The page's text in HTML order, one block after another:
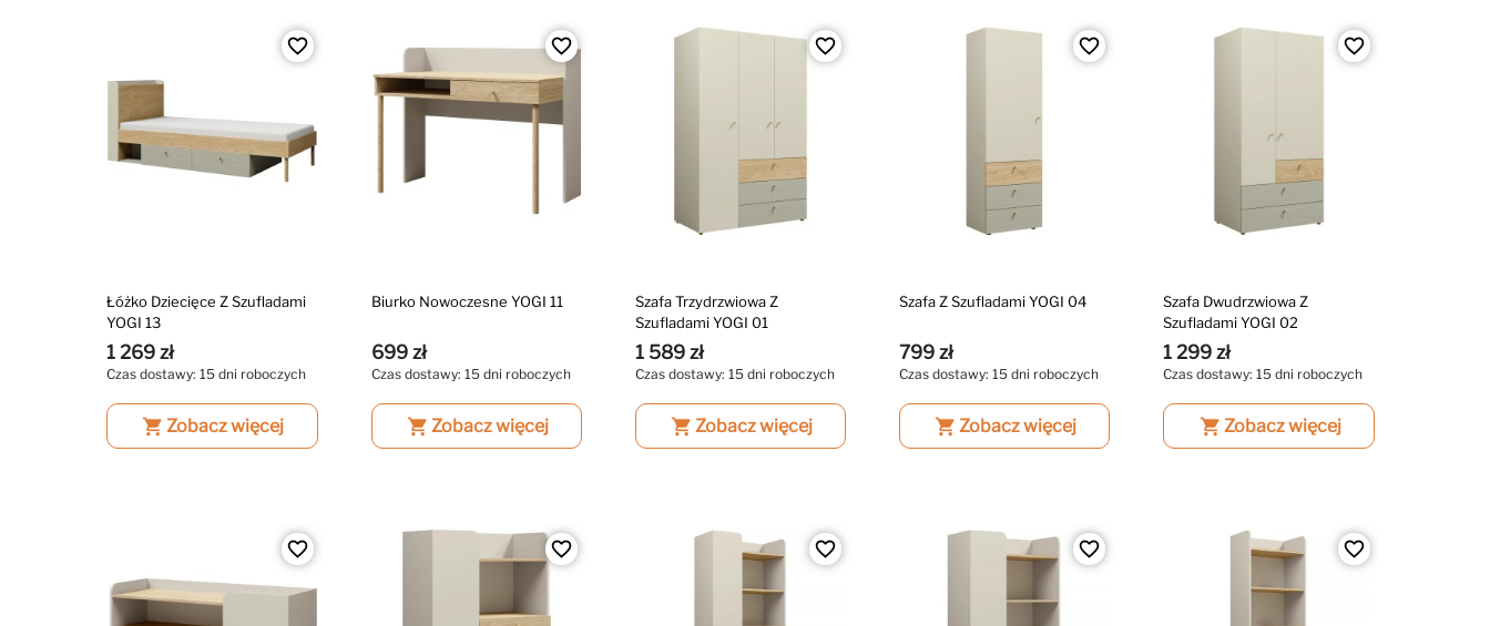
favorite_border
Łóżko Dziecięce Z Szufladami
YOGI 13
1 269 zł
Czas dostawy: 15 dni roboczych
shopping_cart Zobacz więcej
favorite_border
Biurko Nowoczesne YOGI 11
699 zł
Czas dostawy: 15 dni roboczych
shopping_cart Zobacz więcej
favorite_border
Szafa Trzydrzwiowa Z
Szufladami YOGI 01
1 589 zł
Czas dostawy: 15 dni roboczych
shopping_cart Zobacz więcej
favorite_border
Szafa Z Szufladami YOGI 04
799 zł
Czas dostawy: 15 dni roboczych
shopping_cart Zobacz więcej
favorite_border
Szafa Dwudrzwiowa Z
Szufladami YOGI 02
1 299 zł
Czas dostawy: 15 dni roboczych
shopping_cart Zobacz więcej
favorite_border favorite_border favorite_border favorite_border favorite_border